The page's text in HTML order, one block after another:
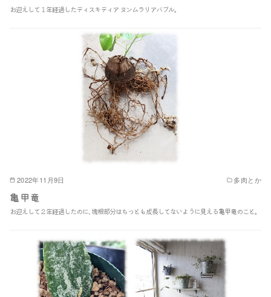
お迎えして１年経過したディスキディア ヌンムラリアバブル｡
2022年11月9日 多肉とか
亀甲竜
お迎えして２年経過したのに､塊根部分はちっとも成長してないように見える亀甲竜のこと｡